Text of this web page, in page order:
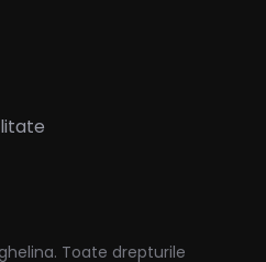
Toate drepturile